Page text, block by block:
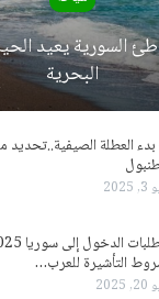
السورية يعيد
البحرية
العطلة الصيفية..تحديد
التأشيرة للعرب…